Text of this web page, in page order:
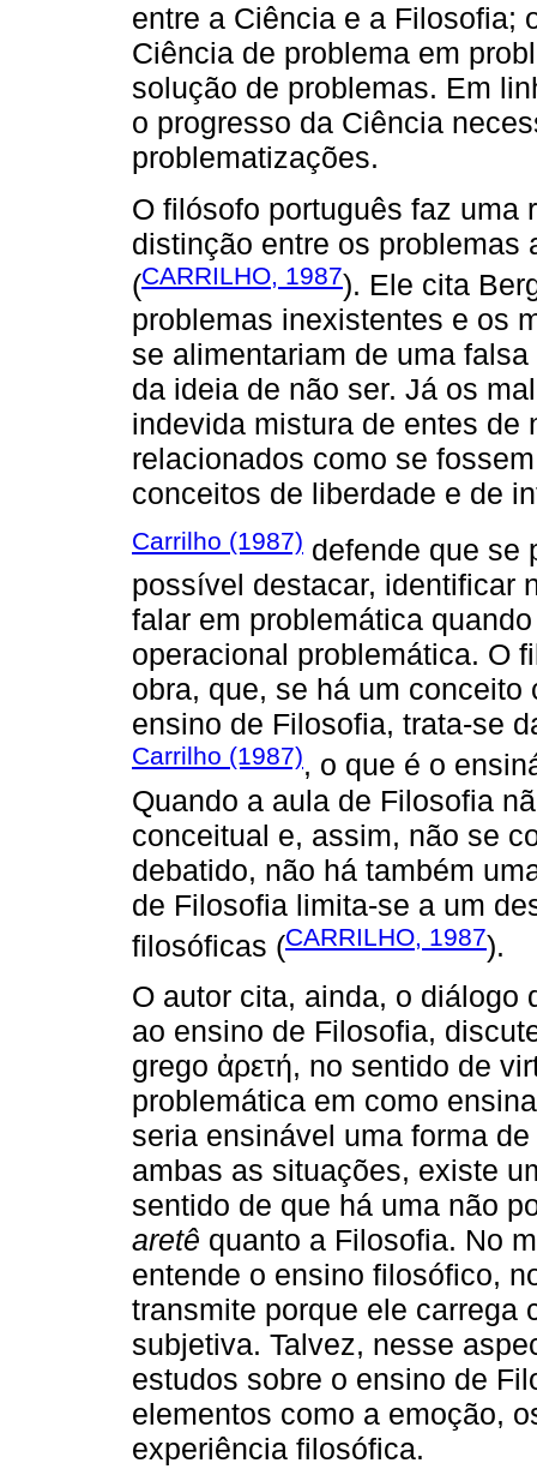
entre a Ciência e a Filosofia;
Ciência de problema em
solução de problemas. Em
o progresso da Ciência
problematizações.
O filósofo português faz uma
distinção entre os problemas
(CARRILHO, 1987). Ele cita
problemas inexistentes e os
se alimentariam de uma
da ideia de não ser. Já os
indevida mistura de entes de
relacionados como se
conceitos de liberdade e de
Carrilho (1987) defende que se
possível destacar, identificar
falar em problemática
operacional problemática. O
obra, que, se há um
ensino de Filosofia, trata-se
Carrilho (1987), o que é o
Quando a aula de Filosofia
conceitual e, assim, não se
debatido, não há também
de Filosofia limita-se a um
filosóficas (CARRILHO, 1987).
O autor cita, ainda, o diálogo
ao ensino de Filosofia,
grego ἀρετή, no sentido de
problemática em como
seria ensinável uma forma
ambas as situações, existe
sentido de que há uma não
aretê quanto a Filosofia. No
entende o ensino filosófico,
transmite porque ele carrega
subjetiva. Talvez, nesse
estudos sobre o ensino de
elementos como a emoção,
experiência filosófica.